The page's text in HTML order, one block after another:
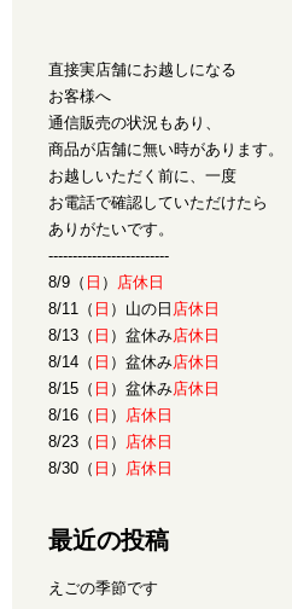
直接実店舗にお越しになる
お客様へ
通信販売の状況もあり、
商品が店舗に無い時があります。
お越しいただく前に、一度
お電話で確認していただけたら
ありがたいです。
-------------------------
8/9（ 日 ） 店休日
8/11（ 日 ）山の日 店休日
8/13（ 日 ）盆休み店休日
8/14（ 日 ）盆休み店休日
8/15（ 日 ）盆休み店休日
8/16（ 日 ） 店休日
8/23（ 日 ） 店休日
8/30（ 日 ） 店休日
最近の投稿
えごの季節です